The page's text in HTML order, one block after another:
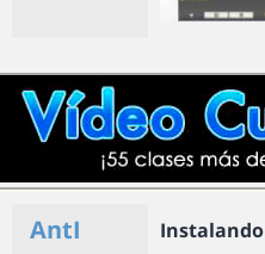
AntI Instalando